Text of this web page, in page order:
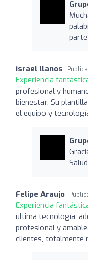
israel llanos
Experiencia
profesional y
bienestar. Su
el equipo y
Felipe Araujo
Experiencia
ultima tecnología,
profesional y
clientes, totalmente